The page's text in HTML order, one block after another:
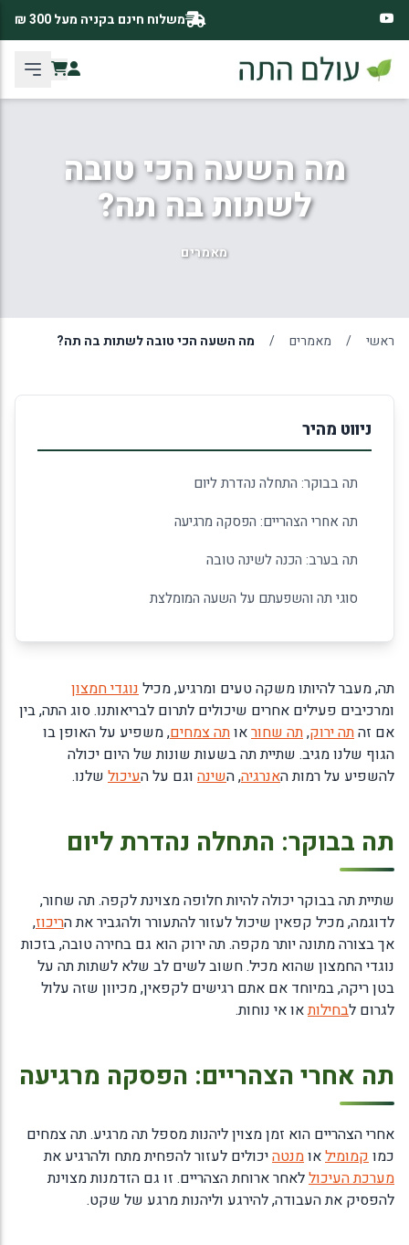
משלוח חינם בקניה מעל 300 ₪
מה השעה הכי טובה
לשתות בה תה?
מאמרים
ראשי / מאמרים / מה השעה הכי טובה לשתות בה תה?
ניווט מהיר
תה בבוקר: התחלה נהדרת ליום
תה אחרי הצהריים: הפסקה מרגיעה
תה בערב: הכנה לשינה טובה
סוגי תה והשפעתם על השעה המומלצת
תה, מעבר להיותו משקה טעים ומרגיע, מכילנוגדי חמצון
ומרכיבים פעילים אחרים שיכולים לתרום לבריאותנו. סוג התה, בין
אם זהתה ירוק,תה שחוראותה צמחים, משפיע על האופן בו
הגוף שלנו מגיב. שתיית תה בשעות שונות של היום יכולה
להשפיע על רמות האנרגיה, השינה וגם על העיכול שלנו.
תה בבוקר: התחלה נהדרת ליום
שתיית תה בבוקר יכולה להיות חלופה מצוינת לקפה. תה שחור,
לדוגמה, מכיל קפאין שיכול לעזור להתעורר ולהגביר את הריכוז,
אך בצורה מתונה יותר מקפה. תה ירוק הוא גם בחירה טובה, בזכות
נוגדי החמצון שהוא מכיל. חשוב לשים לב שלא לשתות תה על
בטן ריקה, במיוחד אם אתם רגישים לקפאין, מכיוון שזה עלול
לגרום לבחילותאו אי נוחות.
תה אחרי הצהריים: הפסקה מרגיעה
אחרי הצהריים הוא זמן מצוין ליהנות מספל תה מרגיע. תה צמחים
כמוקמומילאומנטהיכולים לעזור להפחית מתח ולהרגיע את
מערכת העיכוללאחר ארוחת הצהריים. זו גם הזדמנות מצוינת
להפסיק את העבודה, להירגע וליהנות מרגע של שקט.